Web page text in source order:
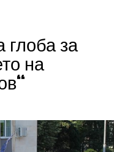
глоба за
на